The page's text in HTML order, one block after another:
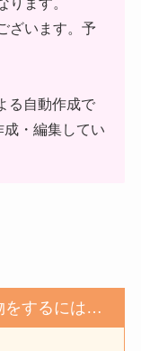
ざいます。予
る自動作成で
・編集してい
をするには…